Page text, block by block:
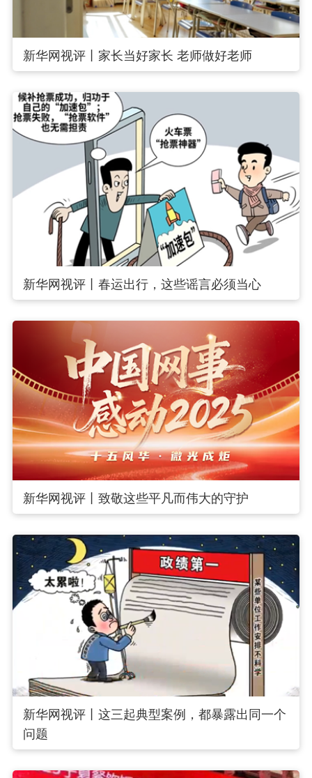
新华网视评丨家长当好家长 老师做好老师
新华网视评丨春运出行，这些谣言必须当心
新华网视评丨致敬这些平凡而伟大的守护
新华网视评丨这三起典型案例，都暴露出同一个
问题